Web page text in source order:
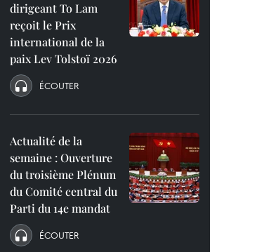
dirigeant To Lam
reçoit le Prix
international de la
paix Lev Tolstoï 2026
ÉCOUTER
Actualité de la
semaine : Ouverture
du troisième Plénum
du Comité central du
Parti du 14e mandat
ÉCOUTER